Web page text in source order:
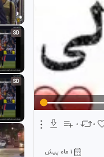
0 0
1 ماه پیش
SD
SD